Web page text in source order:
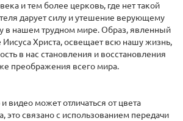
и тем более церковь, где нет такой
дарует силу и утешение верующему
в нашем трудном мире. Образ, явленный
Христа, освещает всю нашу жизнь,
в нас становления и восстановления
преображения всего мира.
видео может отличаться от цвета
это связано с использованием передачи